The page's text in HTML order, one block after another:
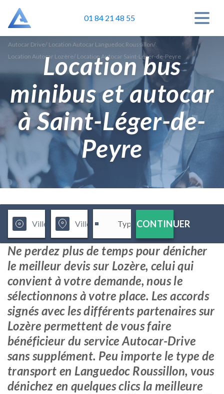
01 84 21 48 55
Autocar Drive/ Location Autocar Languedoc Roussillon/
Location Autocar Lozère/ Location Autocar Saint-Léger-de-Peyre
Location bus
minibus et autocar
à Saint-Léger-de-
Peyre
CONTINUER
Ne perdez plus de temps pour dénicher
le meilleur devis sur Lozère, celui qui
convient à votre demande, nous le
sélectionnons à votre place. Les accords
signés avec les différents partenaires sur
Lozère permettent de vous faire
bénéficieur du service Autocar-Drive
sans supplément. Peu importe le type de
transport en Languedoc Roussillon, vous
dénichez en quelques clics la meilleure